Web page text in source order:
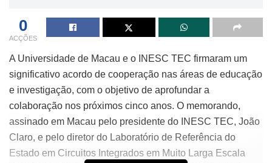
0
ACÇÕES
A Universidade de Macau e o INESC TEC firmaram um
significativo acordo de cooperação nas áreas de educação
e investigação, com o objetivo de aprofundar a
colaboração nos próximos cinco anos. O memorando,
assinado em Macau pelo presidente do INESC TEC, João
Claro, e pelo diretor do Laboratório de Referência do
Estado em Circuitos Integrados em Muito Larga Escala